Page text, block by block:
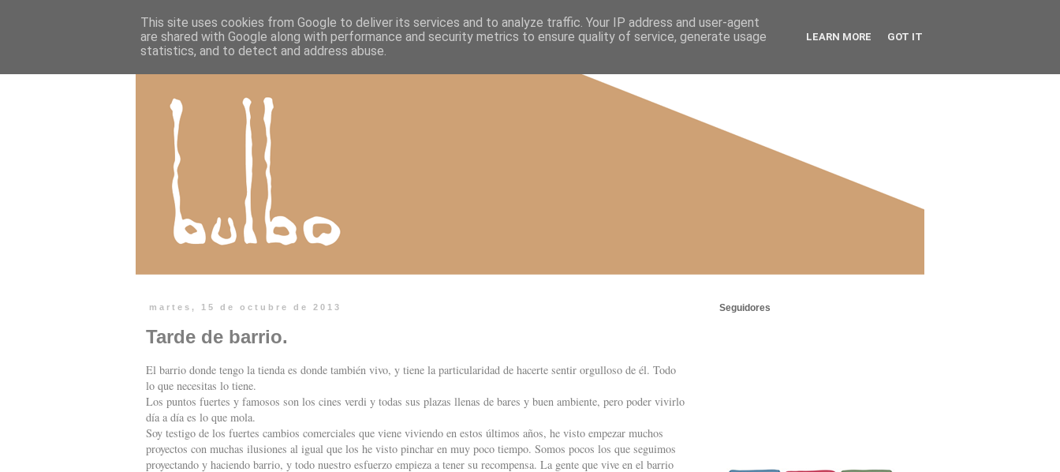
martes, 15 de octubre de 2013
Tarde de barrio.
El barrio donde tengo la tienda es donde también vivo, y tiene la particularidad de hacerte sentir orgulloso de él. Todo
lo que necesitas lo tiene.
Los puntos fuertes y famosos son los cines verdi y todas sus plazas llenas de bares y buen ambiente, pero poder vivirlo
día a día es lo que mola.
Soy testigo de los fuertes cambios comerciales que viene viviendo en estos últimos años, he visto empezar muchos
proyectos con muchas ilusiones al igual que los he visto pinchar en muy poco tiempo. Somos pocos los que seguimos
proyectando y haciendo barrio, y todo nuestro esfuerzo empieza a tener su recompensa. La gente que vive en el barrio
Seguidores
This site uses cookies from Google to deliver its services and to analyze traffic. Your IP address and user-agent
are shared with Google along with performance and security metrics to ensure quality of service, generate usage
statistics, and to detect and address abuse.
LEARN MORE GOT IT